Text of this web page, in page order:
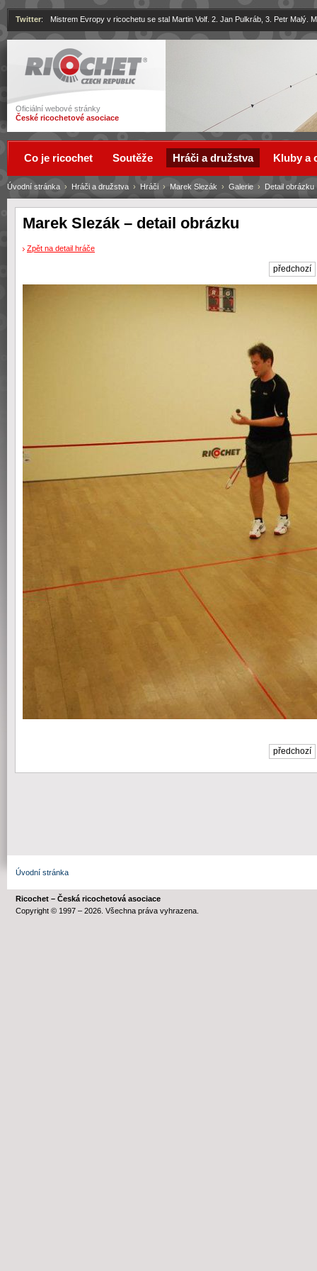
Ricochet
Oficiální webové stránky
České ricochetové asociace
Twitter: Mistrem Evropy v ricochetu se stal Martin Volf. 2. Jan Pulkráb, 3. Petr Malý.
Marek Slezák – detail obrázku
Zpět na detail hráče
předchozí
předchozí
Úvodní stránka › Hráči a družstva › Hráči › Marek Slezák › Galerie › Detail obrázku
Co je ricochet Soutěže Hráči a družstva Kluby a
Úvodní stránka
Ricochet – Česká ricochetová asociace
Copyright © 1997 – 2026. Všechna práva vyhrazena.